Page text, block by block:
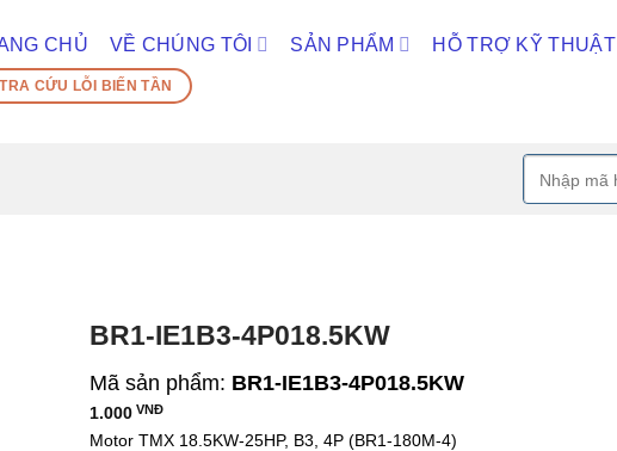
CHỦ VỀ CHÚNG TÔI SẢN PHẨM HỖ TRỢ KỸ THUẬT
TRA CỨU LỖI BIẾN TẦN
Tìm
kiếm:
BR1-IE1B3-4P018.5KW
Mã sản phẩm: BR1-IE1B3-4P018.5KW
1.000VNĐ
Motor TMX 18.5KW-25HP, B3, 4P (BR1-180M-4)